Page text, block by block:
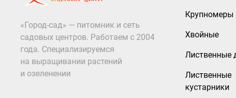
«Город-сад» — питомник и сеть
садовых центров. Работаем с 2004
года. Специализируемся
на выращивании растений
и озеленении
Крупномеры
Хвойные
Лиственные
Лиственные
кустарники